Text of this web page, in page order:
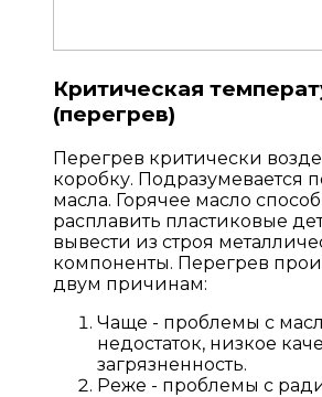
Критическая
(перегрев)
Перегрев критически
коробку. Подразумевается
масла. Горячее масло
расплавить пластиковые
вывести из строя
компоненты. Перегрев
двум причинам:
Чаще - проблемы с
недостаток, низкое
загрязненность.
Реже - проблемы с